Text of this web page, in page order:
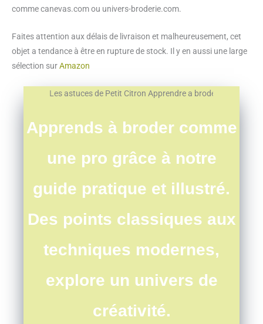
comme canevas.com ou univers-broderie.com.
Faites attention aux délais de livraison et malheureusement, cet
objet a tendance à être en rupture de stock. Il y en aussi une large
sélection surAmazon
Apprends à broder comme
une pro grâce à notre
guide pratique et illustré.
Des points classiques aux
techniques modernes,
explore un univers de
créativité.